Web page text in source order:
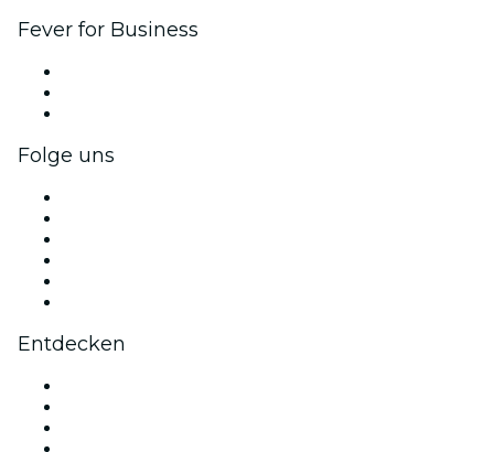
Fever for Business
Folge uns
Entdecken